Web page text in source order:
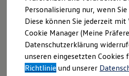
Kombis
Kompaktwagen
Sportwagen
Schnell verfügbare Fahrzeuge
Angebote und Produkte
Aktuelle Angebote
E-Auto-Förderung
Volkswagen Marktplatz
Personalisierung nur, wenn
Diese können Sie jederzeit
Cookie Manager (Meine
Datenschutzerklärung
unseren eingesetzten Cookies
Richtlinie und unserer